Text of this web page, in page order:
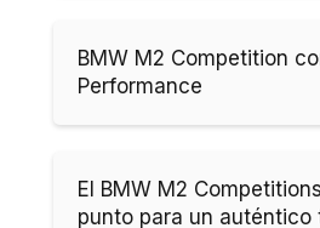
BMW M2 Competition
Performance
El BMW M2
punto para un auténtico